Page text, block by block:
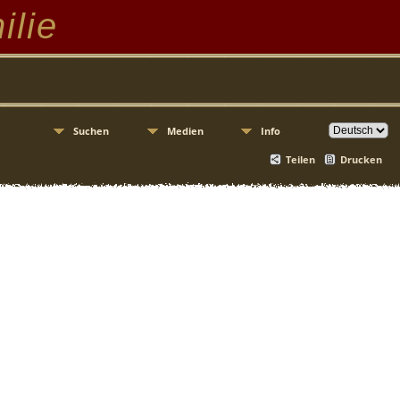
Suchen Medien Info
Teilen Drucken